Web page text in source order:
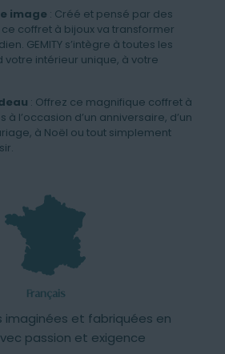
image : Créé et pensé par des
coffret à bijoux va transformer
GEMITY s’intègre à toutes les
intérieur unique, à votre
: Offrez ce magnifique coffret à
à l’occasion d’un anniversaire, d’un
à Noël ou tout simplement
Français
imaginées et fabriquées en
passion et exigence